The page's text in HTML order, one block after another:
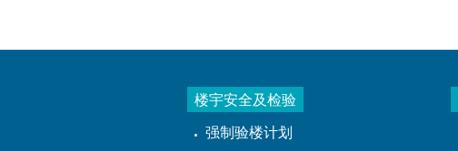
楼宇安全及检验
强制验楼计划